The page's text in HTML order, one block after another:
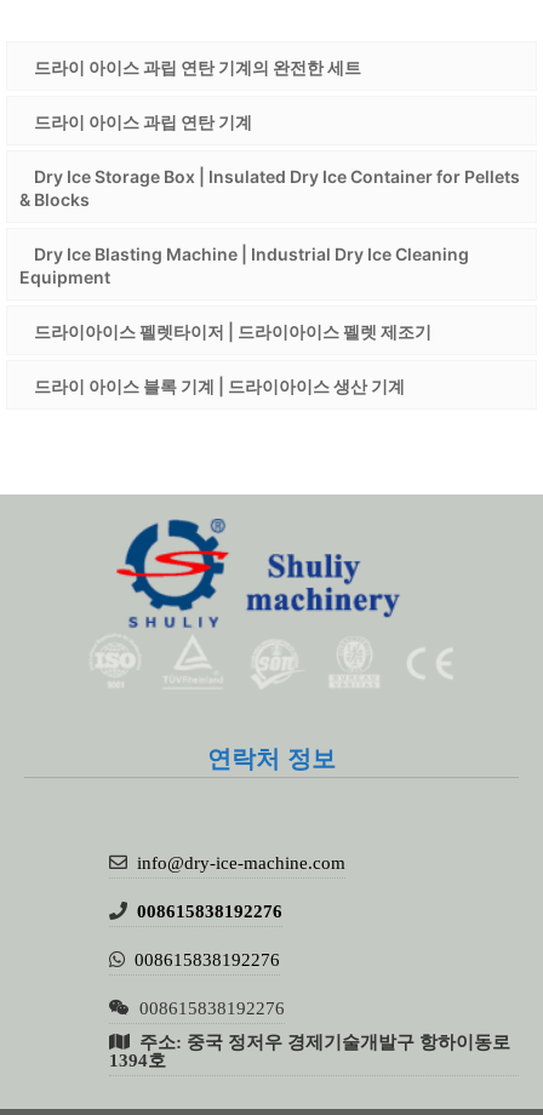
드라이 아이스 과립 연탄 기계의 완전한 세트
드라이 아이스 과립 연탄 기계
Dry Ice Storage Box | Insulated Dry Ice Container for Pellets
& Blocks
Dry Ice Blasting Machine | Industrial Dry Ice Cleaning
Equipment
드라이아이스 펠렛타이저 | 드라이아이스 펠렛 제조기
드라이 아이스 블록 기계 | 드라이아이스 생산 기계
연락처 정보
info@dry-ice-machine.com
008615838192276
008615838192276
008615838192276
주소: 중국 정저우 경제기술개발구 항하이동로
1394호